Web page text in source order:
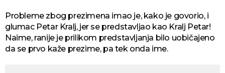
Probleme zbog prezimena imao je, kako je govorio, i
glumac Petar Kralj, jer se predstavljao kao Kralj Petar!
Naime, ranije je prilikom predstavljanja bilo uobičajeno
da se prvo kaže prezime, pa tek onda ime.